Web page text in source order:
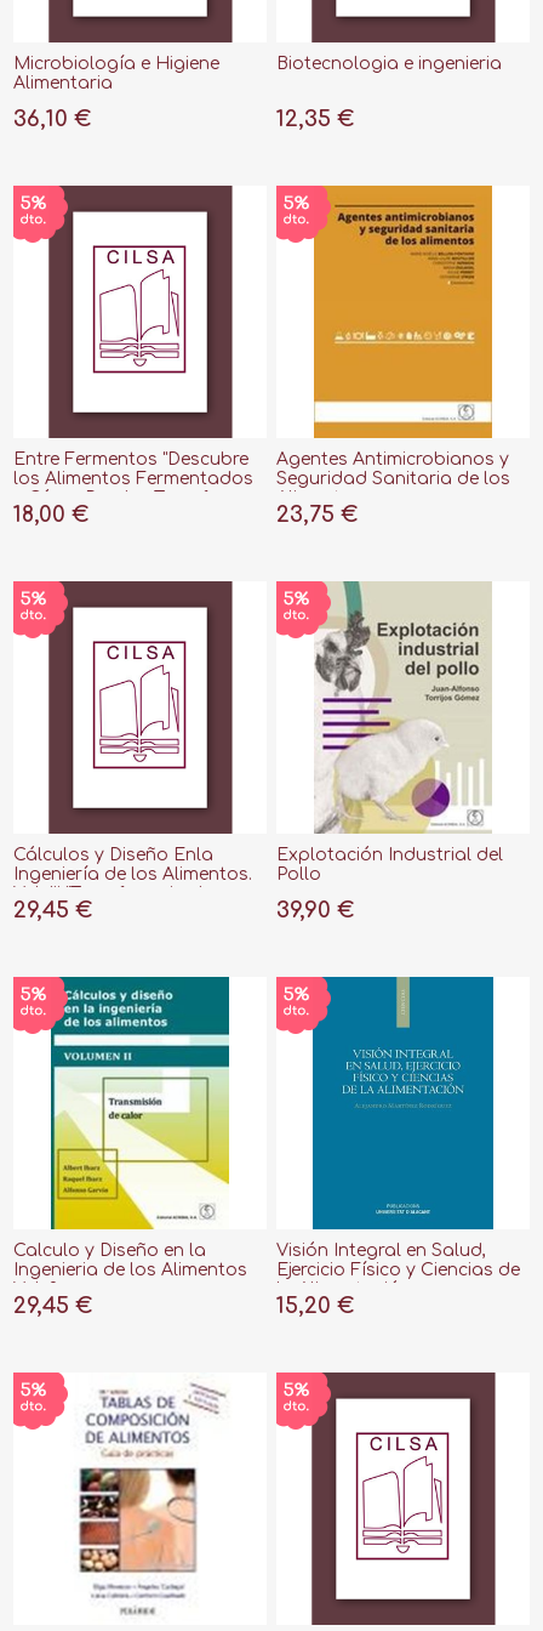
Microbiología e Higiene
Alimentaria
36,10 €
Biotecnologia e ingenieria
12,35 €
Entre Fermentos "Descubre
los Alimentos Fermentados
tu Vida"
18,00 €
Agentes Antimicrobianos y
Seguridad Sanitaria de los
23,75 €
Cálculos y Diseño Enla
Ingeniería de los Alimentos.
Materia y Simultánea de
29,45 €
Explotación Industrial del
Pollo
39,90 €
Calculo y Diseño en la
Ingenieria de los Alimentos
29,45 €
Visión Integral en Salud,
Ejercicio Físico y Ciencias de
15,20 €